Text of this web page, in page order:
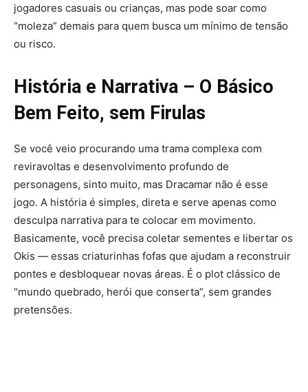
jogadores casuais ou crianças, mas pode soar como
“moleza” demais para quem busca um mínimo de tensão
ou risco.
História e Narrativa – O Básico
Bem Feito, sem Firulas
Se você veio procurando uma trama complexa com
reviravoltas e desenvolvimento profundo de
personagens, sinto muito, mas Dracamar não é esse
jogo. A história é simples, direta e serve apenas como
desculpa narrativa para te colocar em movimento.
Basicamente, você precisa coletar sementes e libertar os
Okis — essas criaturinhas fofas que ajudam a reconstruir
pontes e desbloquear novas áreas. É o plot clássico de
“mundo quebrado, herói que conserta”, sem grandes
pretensões.